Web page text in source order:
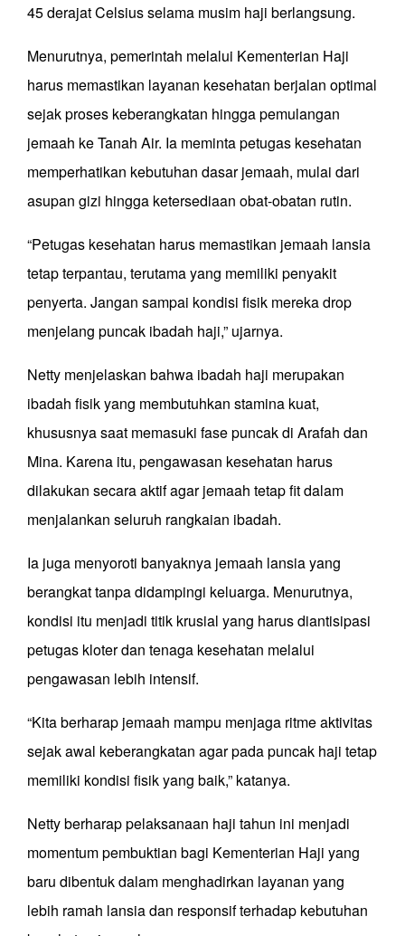
45 derajat Celsius selama musim haji berlangsung.
Menurutnya, pemerintah melalui Kementerian Haji
harus memastikan layanan kesehatan berjalan optimal
sejak proses keberangkatan hingga pemulangan
jemaah ke Tanah Air. Ia meminta petugas kesehatan
memperhatikan kebutuhan dasar jemaah, mulai dari
asupan gizi hingga ketersediaan obat-obatan rutin.
“Petugas kesehatan harus memastikan jemaah lansia
tetap terpantau, terutama yang memiliki penyakit
penyerta. Jangan sampai kondisi fisik mereka drop
menjelang puncak ibadah haji,” ujarnya.
Netty menjelaskan bahwa ibadah haji merupakan
ibadah fisik yang membutuhkan stamina kuat,
khususnya saat memasuki fase puncak di Arafah dan
Mina. Karena itu, pengawasan kesehatan harus
dilakukan secara aktif agar jemaah tetap fit dalam
menjalankan seluruh rangkaian ibadah.
Ia juga menyoroti banyaknya jemaah lansia yang
berangkat tanpa didampingi keluarga. Menurutnya,
kondisi itu menjadi titik krusial yang harus diantisipasi
petugas kloter dan tenaga kesehatan melalui
pengawasan lebih intensif.
“Kita berharap jemaah mampu menjaga ritme aktivitas
sejak awal keberangkatan agar pada puncak haji tetap
memiliki kondisi fisik yang baik,” katanya.
Netty berharap pelaksanaan haji tahun ini menjadi
momentum pembuktian bagi Kementerian Haji yang
baru dibentuk dalam menghadirkan layanan yang
lebih ramah lansia dan responsif terhadap kebutuhan